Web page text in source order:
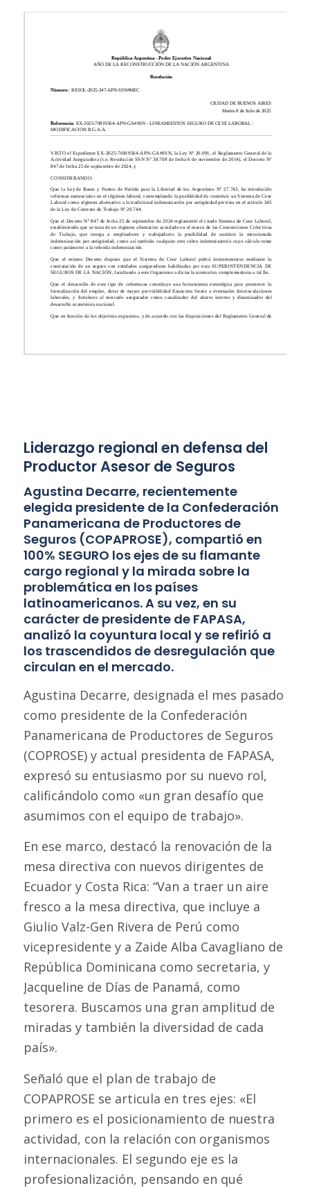
Liderazgo regional en defensa del
Productor Asesor de Seguros
Agustina Decarre, recientemente
elegida presidente de la Confederación
Panamericana de Productores de
Seguros (COPAPROSE), compartió en
100% SEGURO los ejes de su flamante
cargo regional y la mirada sobre la
problemática en los países
latinoamericanos. A su vez, en su
carácter de presidente de FAPASA,
analizó la coyuntura local y se refirió a
los trascendidos de desregulación que
circulan en el mercado.
Agustina Decarre, designada el mes pasado
como presidente de la Confederación
Panamericana de Productores de Seguros
(COPROSE) y actual presidenta de FAPASA,
expresó su entusiasmo por su nuevo rol,
calificándolo como «un gran desafío que
asumimos con el equipo de trabajo».
En ese marco, destacó la renovación de la
mesa directiva con nuevos dirigentes de
Ecuador y Costa Rica: “Van a traer un aire
fresco a la mesa directiva, que incluye a
Giulio Valz-Gen Rivera de Perú como
vicepresidente y a Zaide Alba Cavagliano de
República Dominicana como secretaria, y
Jacqueline de Días de Panamá, como
tesorera. Buscamos una gran amplitud de
miradas y también la diversidad de cada
país».
Señaló que el plan de trabajo de
COPAPROSE se articula en tres ejes: «El
primero es el posicionamiento de nuestra
actividad, con la relación con organismos
internacionales. El segundo eje es la
profesionalización, pensando en qué